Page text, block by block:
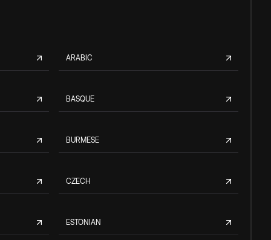
ARABIC
BASQUE
BURMESE
CZECH
ESTONIAN